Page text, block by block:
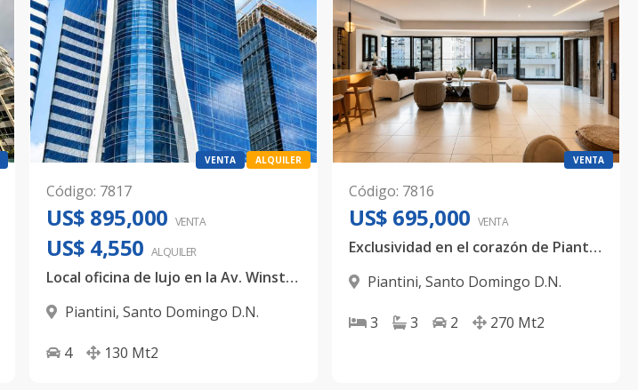
VENTA ALQUILER
Código: 7817
US$ 895,000 VENTA
US$ 4,550 ALQUILER
Local oficina de lujo en la Av. Winston Churchill
Piantini, Santo Domingo D.N.
4 130 Mt2
VENTA
Código: 7816
US$ 695,000 VENTA
Exclusividad en el corazón de Piantini | 3 Habitaciones | 270mt2
Piantini, Santo Domingo D.N.
3 3 2 270 Mt2